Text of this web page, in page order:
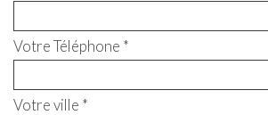
Votre Téléphone *
Votre ville *